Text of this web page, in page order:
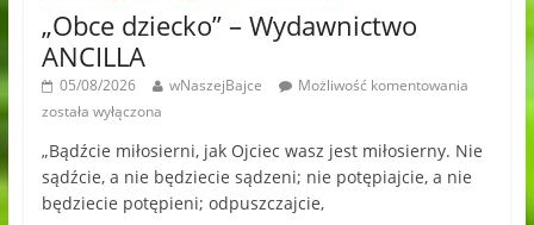
„Obce dziecko” – Wydawnictwo
ANCILLA
05/08/2026 wNaszejBajce
Możliwość komentowania
została wyłączona
„Bądźcie miłosierni, jak Ojciec wasz jest miłosierny. Nie
sądźcie, a nie będziecie sądzeni; nie potępiajcie, a nie
będziecie potępieni; odpuszczajcie,